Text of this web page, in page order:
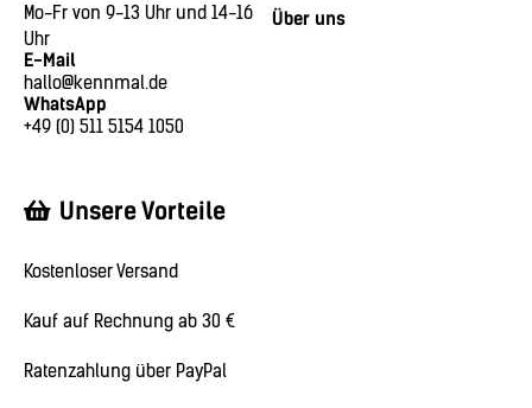
Unsere Vorteile
Mo-Fr von 9-13 Uhr und 14-16
Uhr
E-Mail
hallo@kennmal.de
WhatsApp
+49 (0) 511 5154 1050
Über uns
Kostenloser Versand
Kauf auf Rechnung ab 30 €
Ratenzahlung über PayPal